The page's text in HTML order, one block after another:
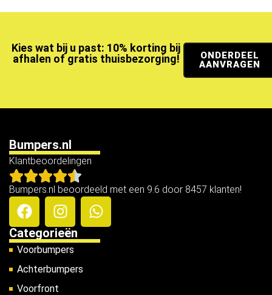
Kies wat bij u past: 10% korting bij
afhalen of gratis thuisbezorging!
ONDERDEEL
AANVRAGEN
Bumpers.nl
Klantbeoordelingen
Bumpers.nl beoordeeld met een 9.6 door 8457 klanten!
Categorieën
Voorbumpers
Achterbumpers
Voorfront